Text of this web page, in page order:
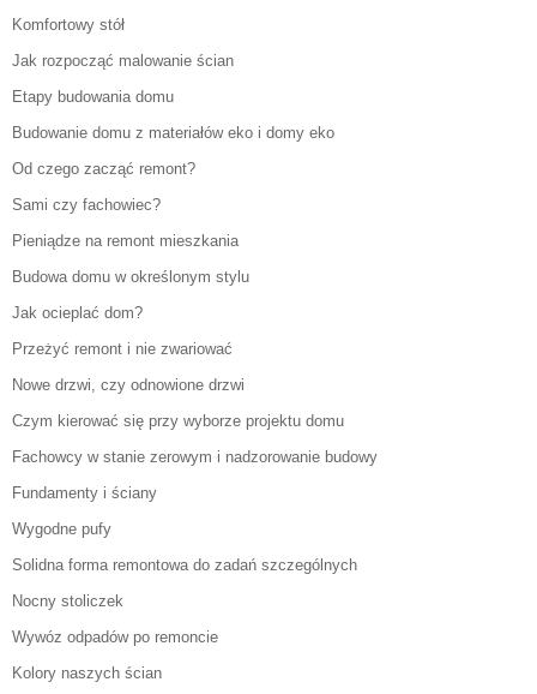
Komfortowy stół
Jak rozpocząć malowanie ścian
Etapy budowania domu
Budowanie domu z materiałów eko i domy eko
Od czego zacząć remont?
Sami czy fachowiec?
Pieniądze na remont mieszkania
Budowa domu w określonym stylu
Jak ocieplać dom?
Przeżyć remont i nie zwariować
Nowe drzwi, czy odnowione drzwi
Czym kierować się przy wyborze projektu domu
Fachowcy w stanie zerowym i nadzorowanie budowy
Fundamenty i ściany
Wygodne pufy
Solidna forma remontowa do zadań szczególnych
Nocny stoliczek
Wywóz odpadów po remoncie
Kolory naszych ścian